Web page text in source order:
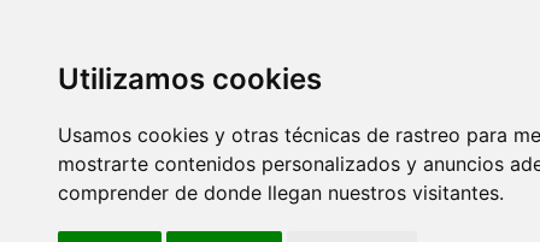
Utilizamos cookies
Usamos cookies y otras técnicas de rastreo para
mostrarte contenidos personalizados y anuncios
comprender de donde llegan nuestros visitantes.